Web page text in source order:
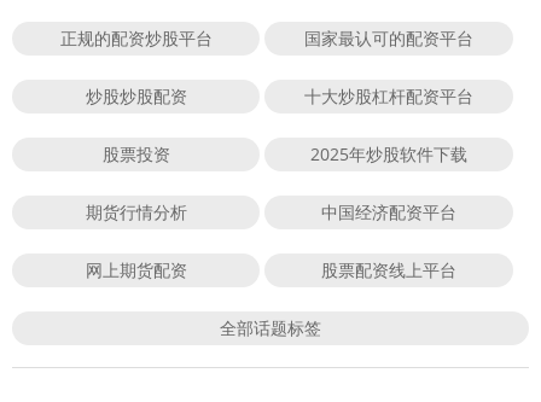
正规的配资炒股平台 国家最认可的配资平台
炒股炒股配资 十大炒股杠杆配资平台
股票投资 2025年炒股软件下载
期货行情分析 中国经济配资平台
网上期货配资 股票配资线上平台
全部话题标签